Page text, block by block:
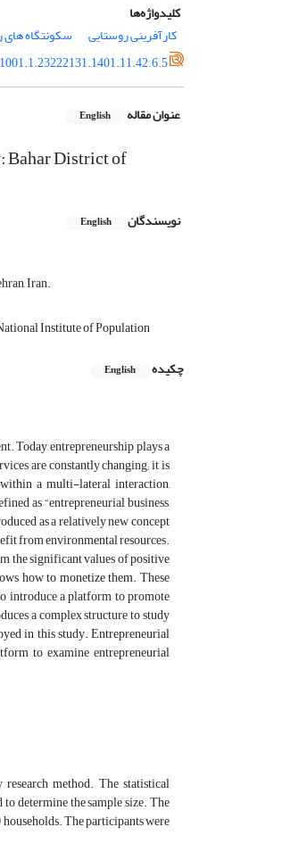
کلیدواژه‌ها
کارآفرینی روستایی
سکونتگاه های
عنوان مقاله English
Bahar District of
نویسندگان English
Iran.
Institute of Population
چکیده
English
Today, entrepreneurship plays a
are constantly changing; it is
a multi-lateral interaction,
as “entrepreneurial business,
as a relatively new concept
from environmental resources.
the significant values of positive
how to monetize them. These
introduce a platform to promote
a complex structure to study
in this study. Entrepreneurial
to examine entrepreneurial
method. The statistical
determine the sample size. The
households. The participants were